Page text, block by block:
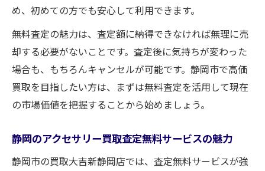
め、初めての方でも安心して利用できます。
無料査定の魅力は、査定額に納得できなければ無理に売
却する必要がないことです。査定後に気持ちが変わった
場合も、もちろんキャンセルが可能です。静岡市で高価
買取を目指したい方は、まずは無料査定を活用して現在
の市場価値を把握することから始めましょう。
静岡のアクセサリー買取査定無料サービスの魅力
静岡市の買取大吉新静岡店では、査定無料サービスが強